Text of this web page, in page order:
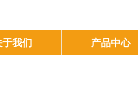
于我们 产品中心